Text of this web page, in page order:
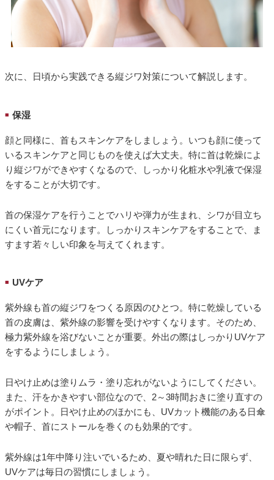
次に、日頃から実践できる縦ジワ対策について解説します。
■ 保湿
顔と同様に、首もスキンケアをしましょう。いつも顔に使って
いるスキンケアと同じものを使えば大丈夫。特に首は乾燥によ
り縦ジワができやすくなるので、しっかり化粧水や乳液で保湿
をすることが大切です。
首の保湿ケアを行うことでハリや弾力が生まれ、シワが目立ち
にくい首元になります。しっかりスキンケアをすることで、ま
すます若々しい印象を与えてくれます。
■ UVケア
紫外線も首の縦ジワをつくる原因のひとつ。特に乾燥している
首の皮膚は、紫外線の影響を受けやすくなります。そのため、
極力紫外線を浴びないことが重要。外出の際はしっかりUVケア
をするようにしましょう。
日やけ止めは塗りムラ・塗り忘れがないようにしてください。
また、汗をかきやすい部位なので、2～3時間おきに塗り直すの
がポイント。日やけ止めのほかにも、UVカット機能のある日傘
や帽子、首にストールを巻くのも効果的です。
紫外線は1年中降り注いでいるため、夏や晴れた日に限らず、
UVケアは毎日の習慣にしましょう。